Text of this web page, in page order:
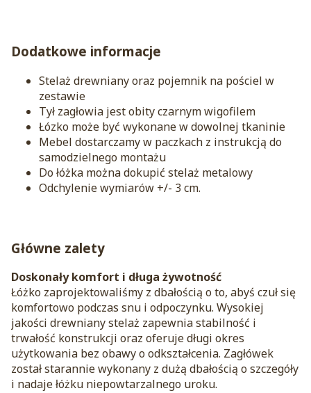
Dodatkowe informacje
Stelaż drewniany oraz pojemnik na pościel w
zestawie
Tył zagłowia jest obity czarnym wigofilem
Łózko może być wykonane w dowolnej tkaninie
Mebel dostarczamy w paczkach z instrukcją do
samodzielnego montażu
Do łóżka można dokupić stelaż metalowy
Odchylenie wymiarów +/- 3 cm.
Główne zalety
Doskonały komfort i długa żywotność
Łóżko zaprojektowaliśmy z dbałością o to, abyś czuł się
komfortowo podczas snu i odpoczynku. Wysokiej
jakości drewniany stelaż zapewnia stabilność i
trwałość konstrukcji oraz oferuje długi okres
użytkowania bez obawy o odkształcenia. Zagłówek
został starannie wykonany z dużą dbałością o szczegóły
i nadaje łóżku niepowtarzalnego uroku.